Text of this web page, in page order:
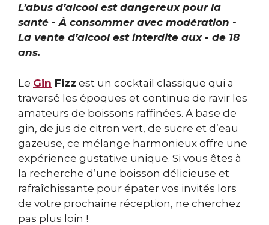
L’abus d’alcool est dangereux pour la
santé - À consommer avec modération -
La vente d’alcool est interdite aux - de 18
ans.
Le Gin Fizz est un cocktail classique qui a
traversé les époques et continue de ravir les
amateurs de boissons raffinées. A base de
gin, de jus de citron vert, de sucre et d’eau
gazeuse, ce mélange harmonieux offre une
expérience gustative unique. Si vous êtes à
la recherche d’une boisson délicieuse et
rafraîchissante pour épater vos invités lors
de votre prochaine réception, ne cherchez
pas plus loin !